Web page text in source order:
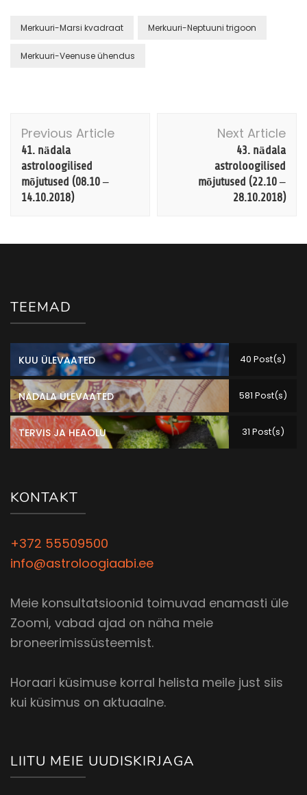
Merkuuri-Marsi kvadraat Merkuuri-Neptuuni trigoon
Merkuuri-Veenuse ühendus
Post
Navigation
Previous Article
41. nädala
astroloogilised
mõjutused (08.10 –
14.10.2018)
Next Article
43. nädala
astroloogilised
mõjutused (22.10 –
28.10.2018)
TEEMAD
KUU ÜLEVAATED 40 Post(s)
NÄDALA ÜLEVAATED 581 Post(s)
TERVIS JA HEAOLU 31 Post(s)
KONTAKT
+372 55509500
info@astroloogiaabi.ee
Meie konsultatsioonid toimuvad enamasti üle
Zoomi, vabad ajad on näha meie
broneerimissüsteemist.
Horaari küsimuse korral helista meile just siis
kui küsimus on aktuaalne.
LIITU MEIE UUDISKIRJAGA